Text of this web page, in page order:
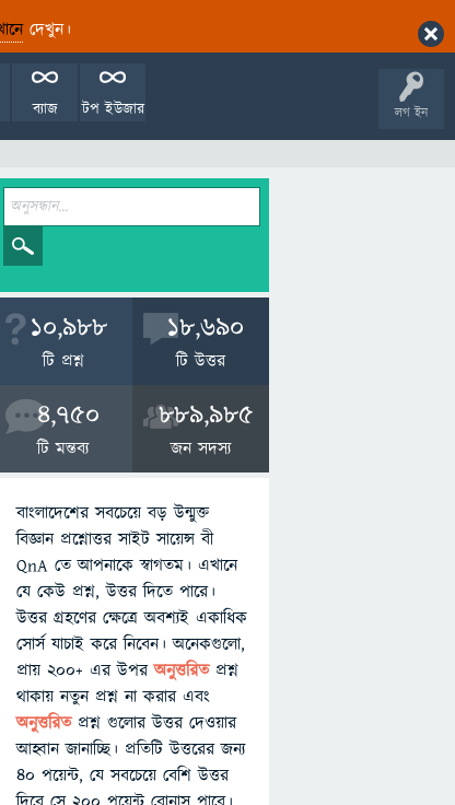
দেখুন।
লগ ইন
টপ ইউজার
ব্যাজ
10,988
টি প্রশ্ন
18,690
টি উত্তর
4,750
টি মন্তব্য
889,985
জন সদস্য
বাংলাদেশের সবচেয়ে বড় উন্মুক্ত
বিজ্ঞান প্রশ্নোত্তর সাইট সায়েন্স বী
QnA তে আপনাকে স্বাগতম। এখানে
যে কেউ প্রশ্ন, উত্তর দিতে পারে।
উত্তর গ্রহণের ক্ষেত্রে অবশ্যই একাধিক
সোর্স যাচাই করে নিবেন। অনেকগুলো,
প্রায় ২০০+ এর উপরঅনুত্তরিতপ্রশ্ন
থাকায় নতুন প্রশ্ন না করার এবং
অনুত্তরিত প্রশ্ন গুলোর উত্তর দেওয়ার
আহ্বান জানাচ্ছি। প্রতিটি উত্তরের জন্য
৪০ পয়েন্ট, যে সবচেয়ে বেশি উত্তর